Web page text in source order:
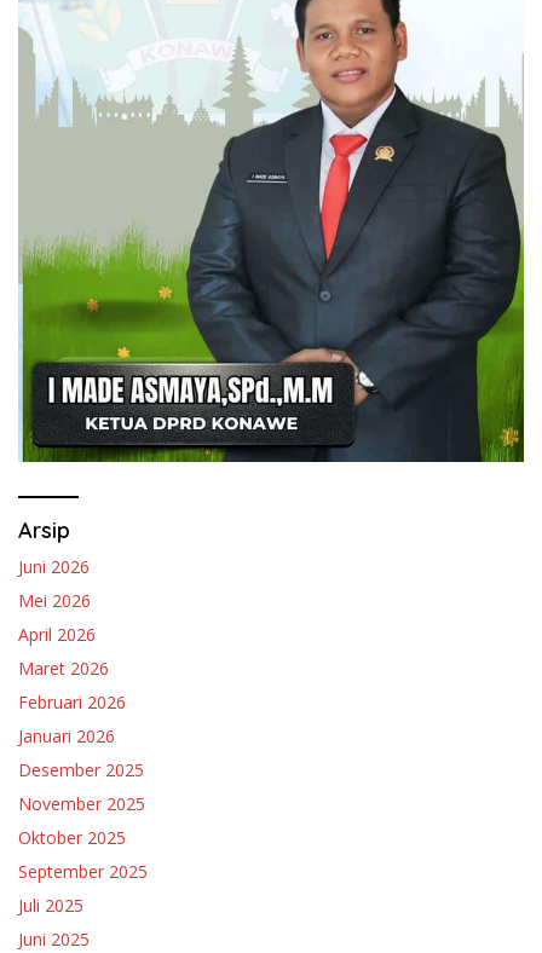
Arsip
Juni 2026
Mei 2026
April 2026
Maret 2026
Februari 2026
Januari 2026
Desember 2025
November 2025
Oktober 2025
September 2025
Juli 2025
Juni 2025